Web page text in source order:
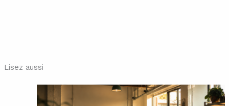
Lisez aussi